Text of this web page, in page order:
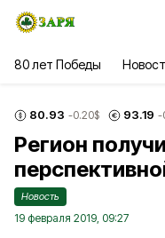
80 лет Победы
80.93 -0.20$ 93.19 -
Регион
Новость
19 февраля 2019, 09:27